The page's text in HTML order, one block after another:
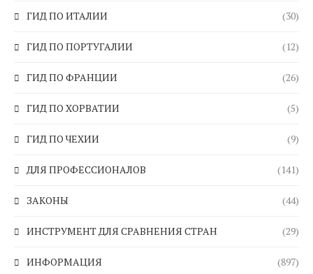
ГИД ПО ИТАЛИИ (30)
ГИД ПО ПОРТУГАЛИИ (12)
ГИД ПО ФРАНЦИИ (26)
ГИД ПО ХОРВАТИИ (5)
ГИД ПО ЧЕХИИ (9)
ДЛЯ ПРОФЕССИОНАЛОВ (141)
ЗАКОНЫ (44)
ИНСТРУМЕНТ ДЛЯ СРАВНЕНИЯ СТРАН (29)
ИНФОРМАЦИЯ (897)